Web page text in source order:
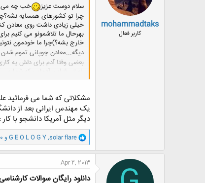
mohammadtaks
کاربر فعال
سلام دوست عزیز
خب چه می
چرا تو کشورهای همسایه
خیلی زیادی داشت روی معادن
بهرحال ما تلاشمونو می کنیم
خارج بشه؟)چرا ما خودمون
دیگه...معادن چوپانی تموم شدن
بعضی وقتا آدم برای دلش یه
راستی از این آدمایی که
مشکلاتی که شما می
یک مهندس ایرانی بعد از
دیگر مثل آمریکا دانشجو با
و
ا
ک
ش
ه
solar flare
,
G E O L O G Y و
Apr 2, 2013
دانلود رایگان سوالات کارشناسی ارشد 92 مجموعه